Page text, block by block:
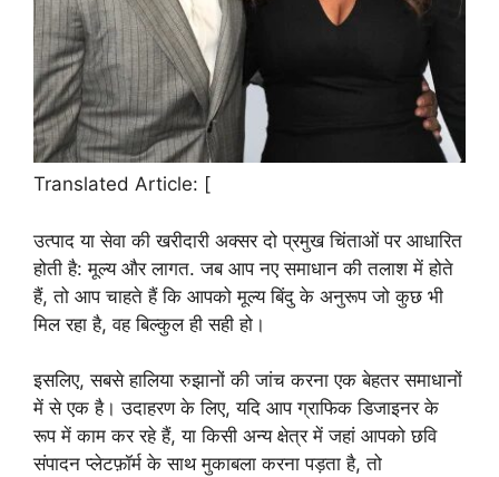
Translated Article: [
उत्पाद या सेवा की खरीदारी अक्सर दो प्रमुख चिंताओं पर आधारित
होती है: मूल्य और लागत. जब आप नए समाधान की तलाश में होते
हैं, तो आप चाहते हैं कि आपको मूल्य बिंदु के अनुरूप जो कुछ भी
मिल रहा है, वह बिल्कुल ही सही हो।
इसलिए, सबसे हालिया रुझानों की जांच करना एक बेहतर समाधानों
में से एक है। उदाहरण के लिए, यदि आप ग्राफिक डिजाइनर के
रूप में काम कर रहे हैं, या किसी अन्य क्षेत्र में जहां आपको छवि
संपादन प्लेटफ़ॉर्म के साथ मुकाबला करना पड़ता है, तो